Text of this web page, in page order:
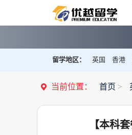
留学地区： 英国 香港
当前位置： 首页 >
【本科